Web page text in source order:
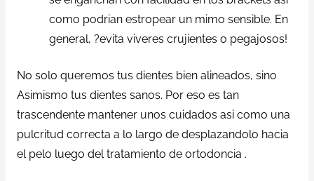
como podrian estropear un mimo sensible. En
general, ?evita viveres crujientes o pegajosos!
No solo queremos tus dientes bien alineados, sino
Asimismo tus dientes sanos. Por eso es tan
trascendente mantener unos cuidados asi como una
pulcritud correcta a lo largo de desplazandolo hacia
el pelo luego del tratamiento de ortodoncia .